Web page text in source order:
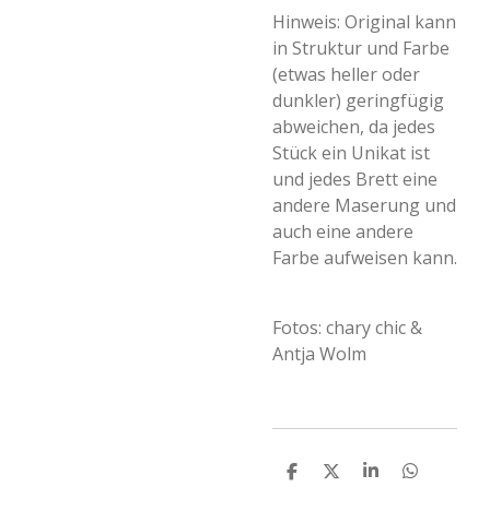
Hinweis: Original kann
in Struktur und Farbe
(etwas heller oder
dunkler) geringfügig
abweichen, da jedes
Stück ein Unikat ist
und jedes Brett eine
andere Maserung und
auch eine andere
Farbe aufweisen kann.
Fotos: chary chic &
Antja Wolm
T
T
T
T